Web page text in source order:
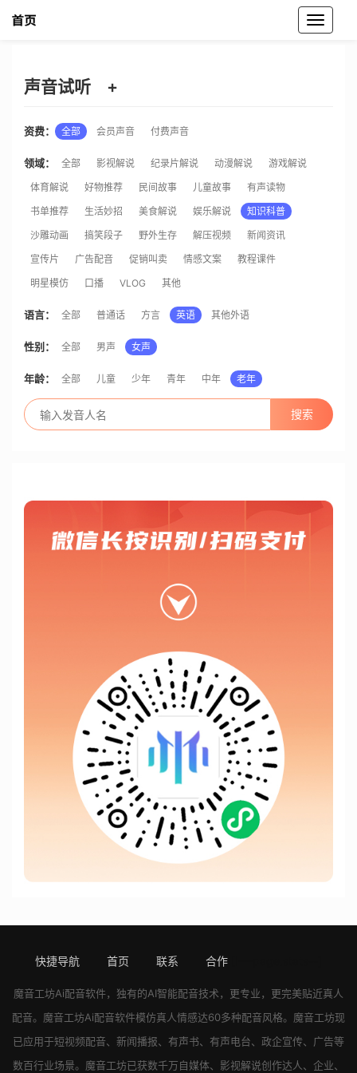
魔音工坊声音试听
声音试听 +
资费： 全部 会员声音 付费声音
领域： 全部 影视解说 纪录片解说 动漫解说
游戏解说
体育解说
好物推荐 民间故事 儿童故事
有声读物
书单推荐
生活妙招 美食解说 娱乐解说
知识科普
沙雕动画
搞笑段子 野外生存 解压视频
新闻资讯
宣传片
广告配音 促销叫卖 情感文案
教程课件
明星模仿
口播 VLOG 其他
语言： 全部 普通话 方言 英语 其他外语
性别： 全部 男声 女声
年龄： 全部 儿童 少年 青年 中年 老年
快捷导航 首页 联系 合作
魔音工坊Ai配音软件，独有的AI智能配音技术，更专业，更完美贴近真人
配音。 魔音工坊Ai配音软件模仿真人情感达60多种配音风格。 魔音工坊现
已应用于短视频配音、新闻播报、有声书、有声电台、政企宣传、广告等
数百行业场景。 魔音工坊已获数千万自媒体、影视解说创作达人、企业、